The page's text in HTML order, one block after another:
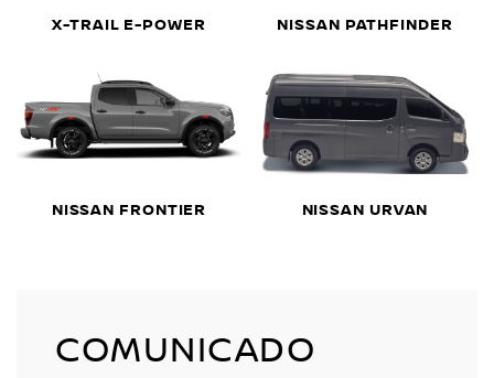
X-TRAIL E-POWER NISSAN PATHFINDER
NISSAN FRONTIER NISSAN URVAN
COMUNICADO